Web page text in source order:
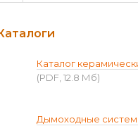
Каталог
(PDF, 12.8 Мб)
Дымоходные